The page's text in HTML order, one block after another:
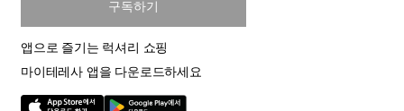
구독하기
앱으로 즐기는 럭셔리 쇼핑
마이테레사 앱을 다운로드하세요